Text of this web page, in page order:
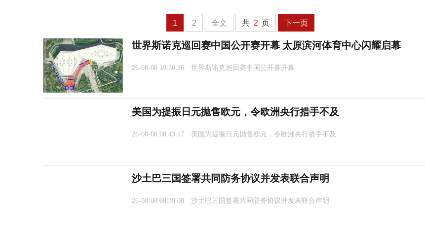
1 2 全文 共 2 页 下一页
世界斯诺克巡回赛中国公开赛开幕 太原滨河体育中心闪耀启幕
26-08-08 10:50:36 世界斯诺克巡回赛中国公开赛开幕
美国为提振日元抛售欧元，令欧洲央行措手不及
26-08-08 08:43:17 美国为提振日元抛售欧元，令欧洲央行措手不及
沙土巴三国签署共同防务协议并发表联合声明
26-08-08 08:39:08 沙土巴三国签署共同防务协议并发表联合声明